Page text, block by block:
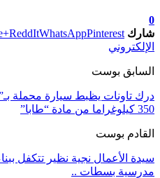
0
شارك
ReddItWhatsAppPinterest
الإلكتروني
السابق بوست
درك تاونات يظبط سيارة محملة
350 كيلوغراما من مادة “طابا”
القادم بوست
سيدة الأعمال نجية نظير تتكفل
مدرسية بسطات ..